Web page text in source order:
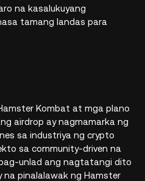
na kasalukuyang
tamang landas para
Kombat at mga plano
airdrop ay nagmamarka ng
sa industriya ng crypto
sa community-driven na
unlad ang nagtatangi dito
na pinalalawak ng Hamster